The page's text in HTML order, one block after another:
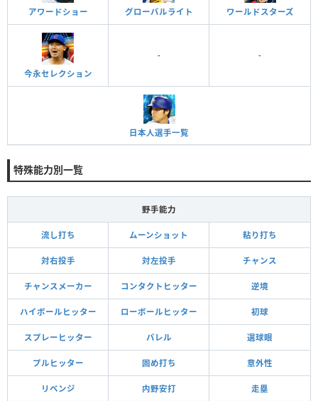
アワードショー グローバルライト ワールドスターズ
今永セレクション
- -
日本人選手一覧
特殊能力別一覧
野手能力
流し打ち ムーンショット 粘り打ち
対右投手 対左投手 チャンス
チャンスメーカー コンタクトヒッター 逆境
ハイボールヒッター ローボールヒッター 初球
スプレーヒッター バレル 選球眼
プルヒッター 固め打ち 意外性
リベンジ 内野安打 走塁